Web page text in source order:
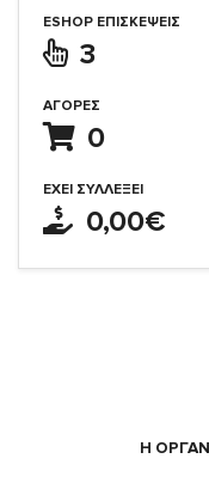
ESHOP ΕΠΙΣΚΈΨΕΙΣ
3
ΑΓΟΡΈΣ
0
ΈΧΕΙ ΣΥΛΛΈΞΕΙ
0,00€
Η